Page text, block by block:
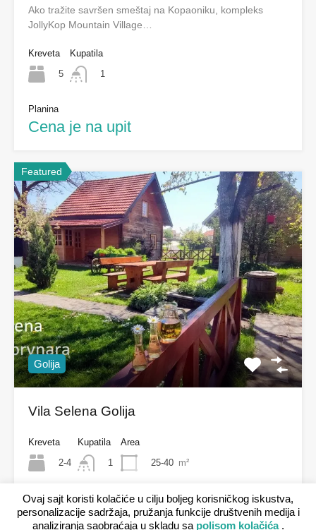
Ako tražite savršen smeštaj na Kopaoniku, kompleks
JollyKop Mountain Village…
Kreveta
5
Kupatila
1
Planina
Cena je na upit
Featured
Golija
Vila Selena Golija
Kreveta
2-4
Kupatila
1
Area
25-40 m²
Planina, Seoski turizam
Cena je na upit
Ovaj sajt koristi kolačiće u cilju boljeg korisničkog iskustva,
personalizacije sadržaja, pružanja funkcije društvenih medija i
analiziranja saobraćaja u skladu sa polisom kolačića.